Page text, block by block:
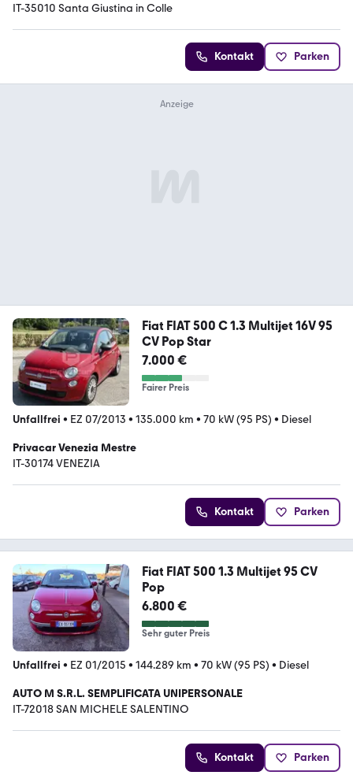
IT-35010 Santa Giustina in Colle
Kontakt Parken
Fiat FIAT 500 C 1.3 Multijet 16V 95
CV Pop Star
7.000 €
Fairer Preis
Unfallfrei • EZ 07/2013 • 135.000 km • 70 kW (95 PS) • Diesel
Privacar Venezia Mestre
IT-30174 VENEZIA
Kontakt Parken
Fiat FIAT 500 1.3 Multijet 95 CV
Pop
6.800 €
Sehr guter Preis
Unfallfrei • EZ 01/2015 • 144.289 km • 70 kW (95 PS) • Diesel
AUTO M S.R.L. SEMPLIFICATA UNIPERSONALE
IT-72018 SAN MICHELE SALENTINO
Kontakt Parken